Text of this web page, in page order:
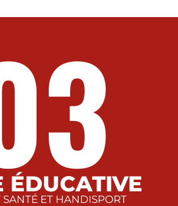
ÉDUCATIVE
SANTÉ ET HANDISPORT